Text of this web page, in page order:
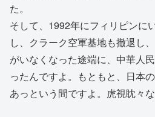
た。
そして、1992年にフィリピンに
し、クラーク空軍基地も撤退し
がいなくなった途端に、中華人
ったんですよ。もともと、日本
あっという間ですよ。虎視眈々な